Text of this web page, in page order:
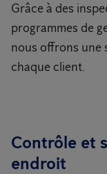
Grâce à des
programmes de
nous offrons une
chaque client.
Contrôle et
endroit